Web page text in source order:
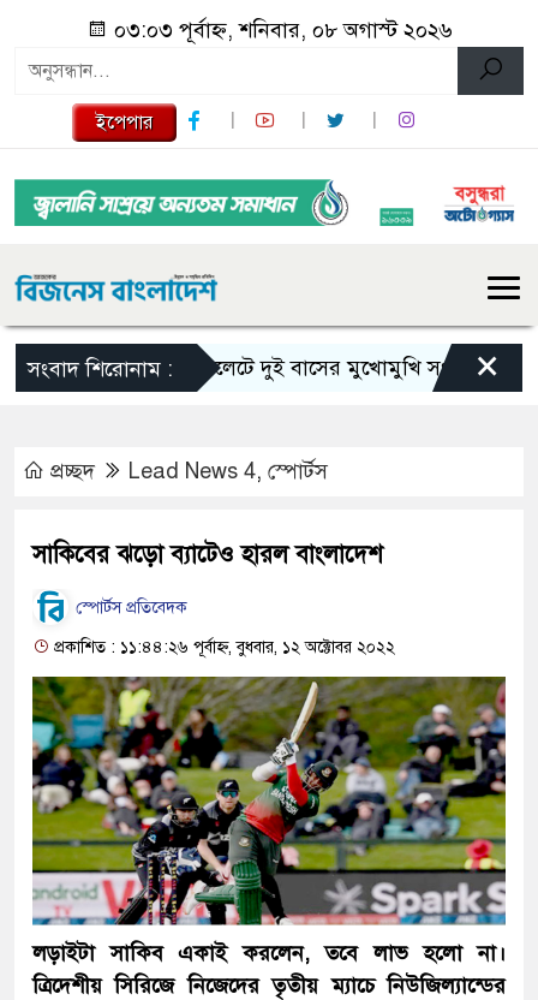
০৩:০৩ পূর্বাহ্ন, শনিবার, ০৮ অগাস্ট ২০২৬
ইপেপার
সংবাদ শিরোনাম :সিলেটে দুই বাসের মুখোমুখি সংঘর্ষে নিহত বেড়ে
×
প্রচ্ছদ Lead News 4, স্পোর্টস
সাকিবের ঝড়ো ব্যাটেও হারল বাংলাদেশ
স্পোর্টস প্রতিবেদক
প্রকাশিত : ১১:৪৪:২৬ পূর্বাহ্ন, বুধবার, ১২ অক্টোবর ২০২২
লড়াইটা সাকিব একাই করলেন, তবে লাভ হলো না।
ত্রিদেশীয় সিরিজে নিজেদের তৃতীয় ম্যাচে নিউজিল্যান্ডের